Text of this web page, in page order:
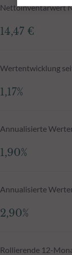
Nettoinventarwert
14,47 €
Wertentwicklung
1,17%
Annualisierte
1,90%
Annualisierte
2,90%
Rollierende 12-